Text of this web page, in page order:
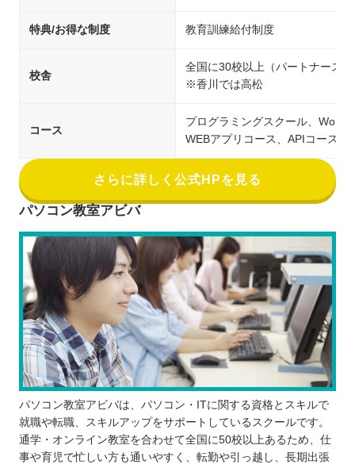
特典/お得な制度 教育訓練給付制度
校舎
全国に30校以上（パートナース
※香川では高松
コース
プログラミングスクール、
WEBアプリコース、APIコース
さらに詳しく公式HPを見る
パソコン教室アビバ
パソコン教室アビバは、パソコン・ITに関する資格とスキルで
就職や転職、スキルアップをサポートしているスクールです。
通学・オンライン教室を合わせて全国に50校以上あるため、仕
事や育児で忙しい方も通いやすく、転勤や引っ越し、長期出張